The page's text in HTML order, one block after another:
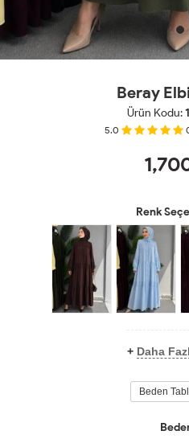
Beray
Ürün Kodu:
5.0
Renk
+ Daha
Beden